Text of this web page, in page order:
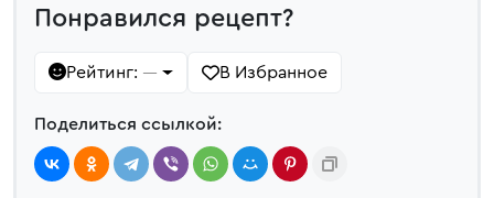
Понравился рецепт?
Рейтинг: — В Избранное
Поделиться ссылкой: